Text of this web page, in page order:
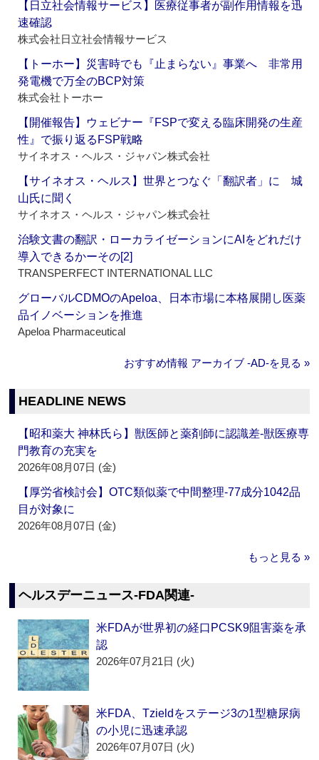
【日立社会情報サービス】医療従事者が副作用情報を迅
速確認
株式会社日立社会情報サービス
【トーホー】災害時でも『止まらない』事業へ 非常用
発電機で万全のBCP対策
株式会社トーホー
【開催報告】ウェビナー『FSPで変える臨床開発の生産
性』で振り返るFSP戦略
サイネオス・ヘルス・ジャパン株式会社
【サイネオス・ヘルス】世界とつなぐ「翻訳者」に 城
山氏に聞く
サイネオス・ヘルス・ジャパン株式会社
治験文書の翻訳・ローカライゼーションにAIをどれだけ
導入できるかーその[2]
TRANSPERFECT INTERNATIONAL LLC
グローバルCDMOのApeloa、日本市場に本格展開し医薬
品イノベーションを推進
Apeloa Pharmaceutical
おすすめ情報 アーカイブ ‐AD‐を見る »
HEADLINE NEWS
【昭和薬大 神林氏ら】獣医師と薬剤師に認識差‐獣医療専
門教育の充実を
2026年08月07日 (金)
【厚労省検討会】OTC類似薬で中間整理‐77成分1042品
目が対象に
2026年08月07日 (金)
もっと見る »
ヘルスデーニュース‐FDA関連‐
米FDAが世界初の経口PCSK9阻害薬を承
認
2026年07月21日 (火)
米FDA、Tzieldをステージ3の1型糖尿病
の小児に迅速承認
2026年07月07日 (火)